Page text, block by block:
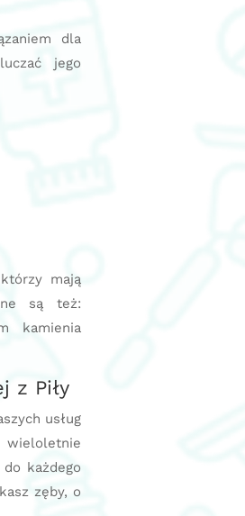
dla
jego
mają
są też:
kamienia
z Piły
usług
wieloletnie
każdego
zęby, o